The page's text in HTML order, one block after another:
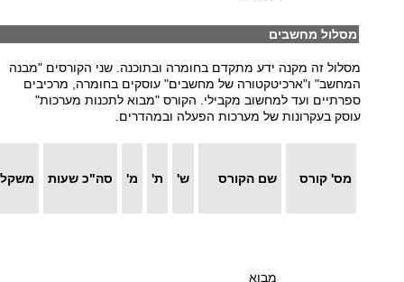
מסלול מחשבים
מסלול זה מקנה ידע מתקדם בחומרה ובתוכנה. שני הקורסים "מבנה
המחשב" ו"ארכיטקטורה של מחשבים" עוסקים בחומרה, מרכיבים
ספרתיים ועד למחשוב מקבילי. הקורס "מבוא לתכנות מערכות"
עוסק בעקרונות של מערכות הפעלה ובמהדרים.
מס' קורס שם הקורס ש' ת' מ' סה"כ שעות משקל
מבוא